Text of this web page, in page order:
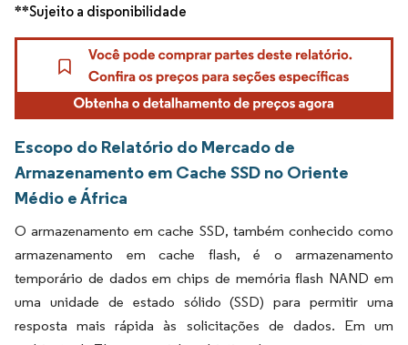
**Sujeito a disponibilidade
Escopo do Relatório do Mercado de
Armazenamento em Cache SSD no Oriente
Médio e África
O armazenamento em cache SSD, também conhecido como
armazenamento em cache flash, é o armazenamento
temporário de dados em chips de memória flash NAND em
uma unidade de estado sólido (SSD) para permitir uma
resposta mais rápida às solicitações de dados. Em um